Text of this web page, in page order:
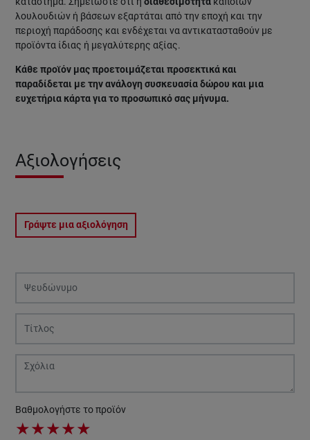
λουλουδιών ή βάσεων εξαρτάται από την εποχή και την
περιοχή παράδοσης και ενδέχεται να αντικατασταθούν με
προϊόντα ίδιας ή μεγαλύτερης αξίας.
Κάθε προϊόν μας προετοιμάζεται προσεκτικά και
παραδίδεται με την ανάλογη συσκευασία δώρου και μια
ευχετήρια κάρτα για το προσωπικό σας μήνυμα.
Αξιολογήσεις
Γράψτε μια αξιολόγηση
Βαθμολογήστε το προϊόν
★★★★★